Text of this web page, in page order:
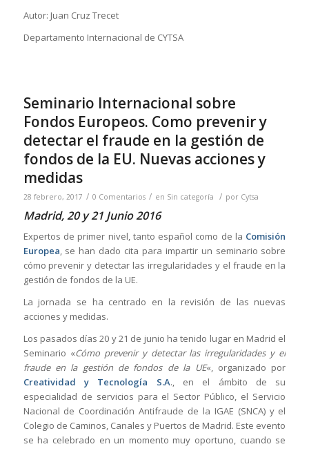
Autor: Juan Cruz Trecet
Departamento Internacional de CYTSA
Seminario Internacional sobre
Fondos Europeos. Como prevenir y
detectar el fraude en la gestión de
fondos de la EU. Nuevas acciones y
medidas
28 febrero, 2017 / 0 Comentarios / en Sin categoría / por Cytsa
Madrid, 20 y 21 Junio 2016
Expertos de primer nivel, tanto español como de la Comisión
Europea, se han dado cita para impartir un seminario sobre
cómo prevenir y detectar las irregularidades y el fraude en la
gestión de fondos de la UE.
La jornada se ha centrado en la revisión de las nuevas
acciones y medidas.
Los pasados días 20 y 21 de junio ha tenido lugar en Madrid el
Seminario «Cómo prevenir y detectar las irregularidades y el
fraude en la gestión de fondos de la UE«, organizado por
Creatividad y Tecnología S.A., en el ámbito de su
especialidad de servicios para el Sector Público, el Servicio
Nacional de Coordinación Antifraude de la IGAE (SNCA) y el
Colegio de Caminos, Canales y Puertos de Madrid. Este evento
se ha celebrado en un momento muy oportuno, cuando se